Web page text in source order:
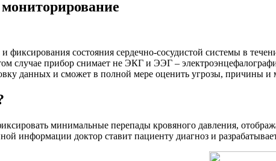
и фиксирования состояния сердечно-сосудистой системы в
случае прибор снимает не ЭКГ и ЭЭГ –
данных и сможет в полной мере оценить угрозы, причины и
минимальные перепады кровяного давления,
информации доктор ставит пациенту диагноз и